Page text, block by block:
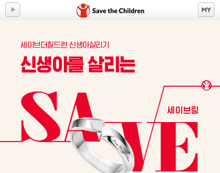
세이브더칠드런 신생아살리기
신생아를 살리는
세이브링